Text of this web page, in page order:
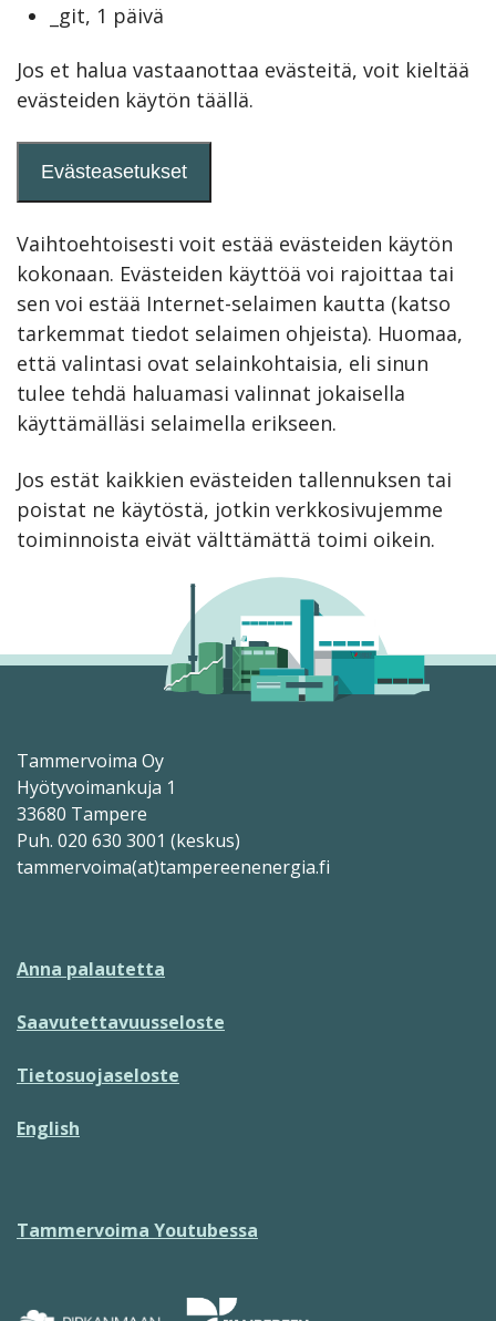
_git, 1 päivä
Jos et halua vastaanottaa evästeitä, voit kieltää
evästeiden käytön täällä.
Evästeasetukset
Vaihtoehtoisesti voit estää evästeiden käytön
kokonaan. Evästeiden käyttöä voi rajoittaa tai
sen voi estää Internet-selaimen kautta (katso
tarkemmat tiedot selaimen ohjeista). Huomaa,
että valintasi ovat selainkohtaisia, eli sinun
tulee tehdä haluamasi valinnat jokaisella
käyttämälläsi selaimella erikseen.
Jos estät kaikkien evästeiden tallennuksen tai
poistat ne käytöstä, jotkin verkkosivujemme
toiminnoista eivät välttämättä toimi oikein.
Tammervoima Oy
Hyötyvoimankuja 1
33680 Tampere
Puh. 020 630 3001 (keskus)
tammervoima(at)tampereenenergia.fi
Anna palautetta
Saavutettavuusseloste
Tietosuojaseloste
English
Tammervoima Youtubessa